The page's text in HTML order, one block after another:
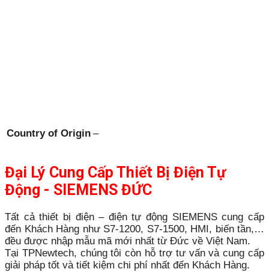
Country of Origin –
Đại Lý Cung Cấp Thiết Bị Điện Tự
Động - SIEMENS ĐỨC
Tất cả thiết bị điện – điện tự động SIEMENS cung cấp
đến Khách Hàng như S7-1200, S7-1500, HMI, biến tần,…
đều được nhập mẫu mã mới nhất từ Đức về Việt Nam.
Tại TPNewtech, chúng tôi còn hỗ trợ tư vấn và cung cấp
giải pháp tốt và tiết kiệm chi phí nhất đến Khách Hàng.